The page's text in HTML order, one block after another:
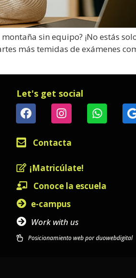
sin equipo? ¡No estás
más temidas de exámenes
Let's get social
Contacta
¡Matricúlate!
Conoce la escuela
e-campus
Work with us
Posicionamiento web por duowebdigital